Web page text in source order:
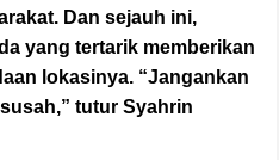
Dan sejauh ini,
yang tertarik memberikan
lokasinya. “Jangankan
tutur Syahrin